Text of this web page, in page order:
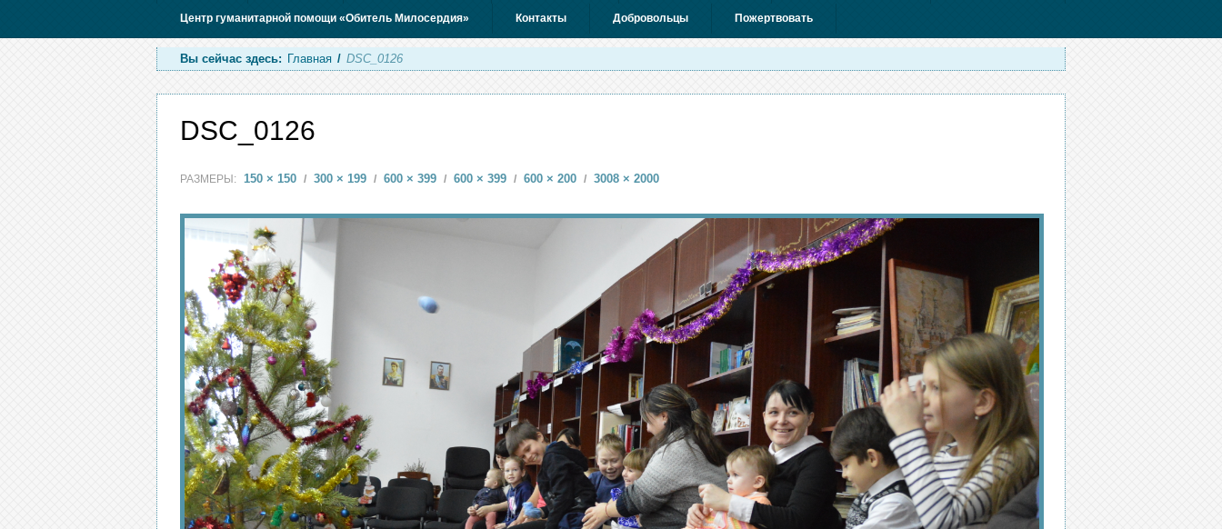
Центр гуманитарной помощи «Обитель Милосердия» Контакты Добровольцы Пожертвовать
Вы сейчас здесь: Главная / DSC_0126
DSC_0126
РАЗМЕРЫ: 150 × 150 / 300 × 199 / 600 × 399 / 600 × 399 / 600 × 200 / 3008 × 2000